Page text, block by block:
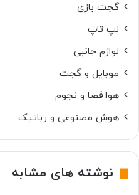
گجت بازی
لپ تاپ
لوازم جانبی
موبایل و گجت
هوا فضا و نجوم
هوش مصنوعی و رباتیک
نوشته های مشابه